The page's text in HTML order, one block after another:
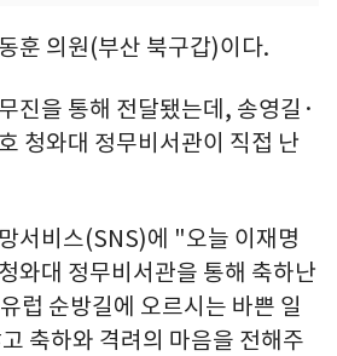
훈 의원(부산 북구갑)이다.
진을 통해 전달됐는데, 송영길·
청와대 정무비서관이 직접 난
서비스(SNS)에 "오늘 이재명
와대 정무비서관을 통해 축하난
럽 순방길에 오르시는 바쁜 일
축하와 격려의 마음을 전해주